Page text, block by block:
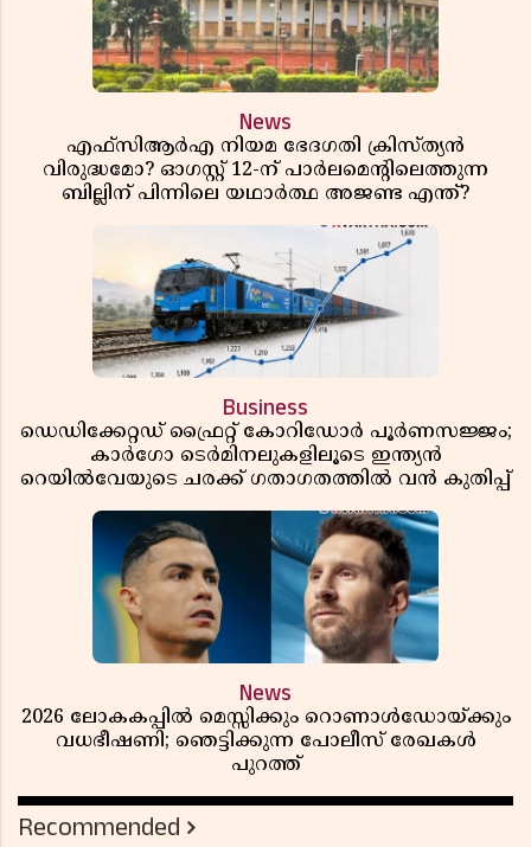
News
എഫ്സിആർഎ നിയമ ഭേദഗതി ക്രിസ്ത്യൻ
വിരുദ്ധമോ? ഓഗസ്റ്റ് 12-ന് പാർലമെന്റിലെത്തുന്ന
ബില്ലിന് പിന്നിലെ യഥാർത്ഥ അജണ്ട എന്ത്?
Business
ഡെഡിക്കേറ്റഡ് ഫ്രൈറ്റ് കോറിഡോർ പൂർണസജ്ജം;
കാർഗോ ടെർമിനലുകളിലൂടെ ഇന്ത്യൻ
റെയിൽവേയുടെ ചരക്ക് ഗതാഗതത്തിൽ വൻ കുതിപ്പ്
News
2026 ലോകകപ്പിൽ മെസ്സിക്കും റൊണാൾഡോയ്ക്കും
വധഭീഷണി; ഞെട്ടിക്കുന്ന പോലീസ് രേഖകൾ
പുറത്ത്
Recommended